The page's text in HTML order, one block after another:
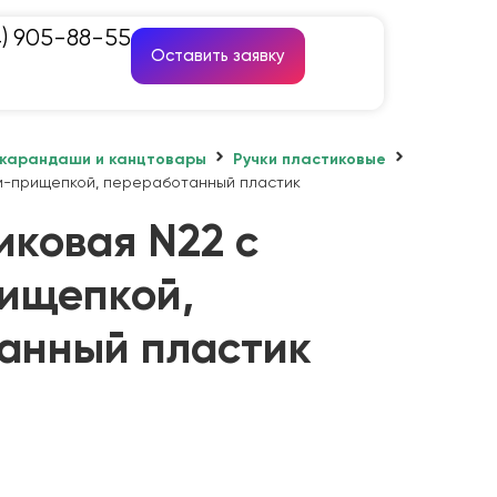
905-88-55
Оставить заявку
и канцтовары
Ручки пластиковые
прищепкой, переработанный пластик
N22 с
пластик